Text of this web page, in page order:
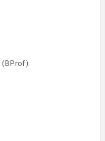
(BProf):